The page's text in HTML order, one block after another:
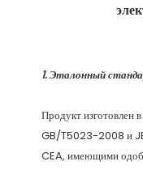
Продукт изготовлен
GB/T5023-2008 и